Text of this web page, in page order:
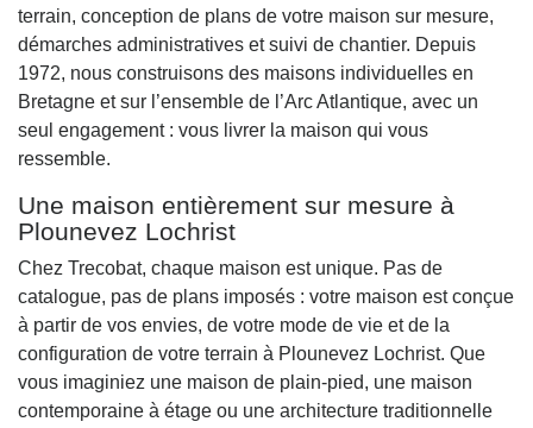
terrain, conception de plans de votre maison sur mesure,
démarches administratives et suivi de chantier. Depuis
1972, nous construisons des maisons individuelles en
Bretagne et sur l’ensemble de l’Arc Atlantique, avec un
seul engagement : vous livrer la maison qui vous
ressemble.
Une maison entièrement sur mesure à
Plounevez Lochrist
Chez Trecobat, chaque maison est unique. Pas de
catalogue, pas de plans imposés : votre maison est conçue
à partir de vos envies, de votre mode de vie et de la
configuration de votre terrain à Plounevez Lochrist. Que
vous imaginiez une maison de plain-pied, une maison
contemporaine à étage ou une architecture traditionnelle